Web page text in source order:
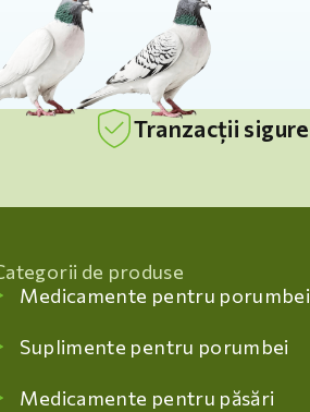
Tranzacții sigure
de produse
Medicamente pentru porumbei
Suplimente pentru porumbei
Medicamente pentru păsări